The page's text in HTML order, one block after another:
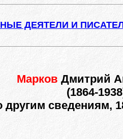
ДЕЯТЕЛИ И
Марков Дмитрий
(1864-
другим сведениям,